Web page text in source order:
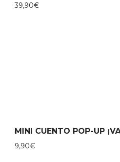
39,90€
MINI CUENTO POP-UP
9,90€